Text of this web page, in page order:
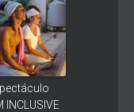
INCLUSIVE